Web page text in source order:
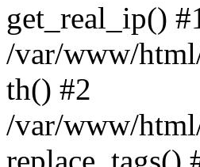
get_real_ip()
/var/www/
th() #2
/var/www/